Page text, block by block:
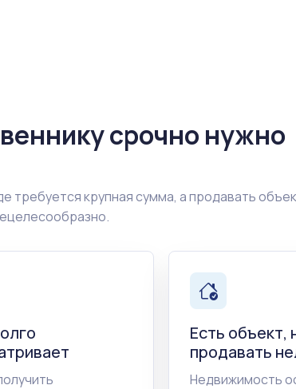
срочно нужно
требуется крупная сумма, а продавать
Есть объект,
продавать
Недвижимость